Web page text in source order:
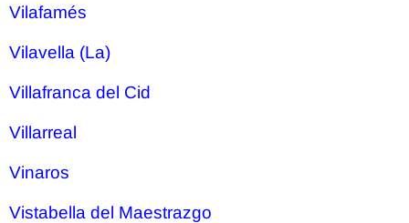
Vilafamés
Vilavella (La)
Villafranca del Cid
Villarreal
Vinaros
Vistabella del Maestrazgo